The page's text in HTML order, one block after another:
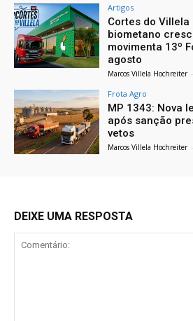
Artigos
Cortes do
biometano
movimenta 13º
agosto
Marcos Villela Hochreiter -
Frota Agro
MP 1343: Nova
após sanção
vetos
Marcos Villela Hochreiter -
DEIXE UMA RESPOSTA